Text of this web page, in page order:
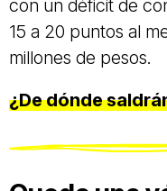
con un déficit de
15 a 20 puntos al
millones de pesos.
¿De dónde